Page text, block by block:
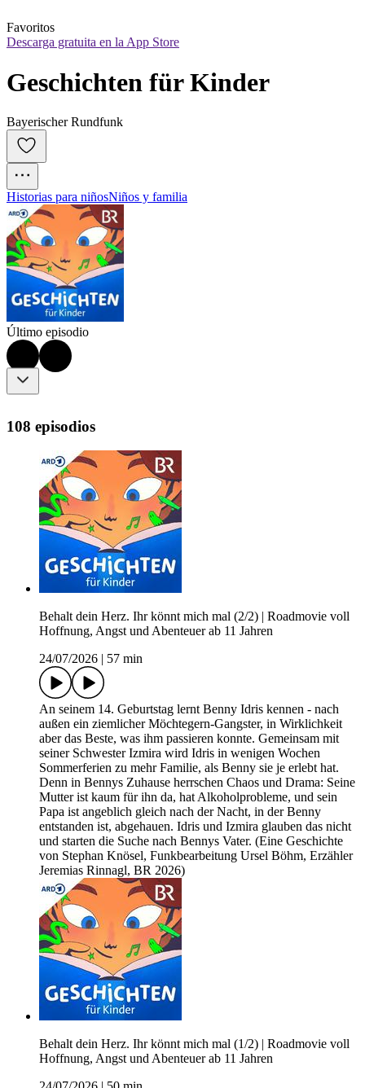
Favoritos
Descarga gratuita en la App Store
Geschichten für Kinder
Bayerischer Rundfunk
Historias para niñosNiños y familia
Último episodio
108 episodios
Behalt dein Herz. Ihr könnt mich mal (2/2) | Roadmovie voll
Hoffnung, Angst und Abenteuer ab 11 Jahren
24/07/2026
57 min
An seinem 14. Geburtstag lernt Benny Idris kennen - nach
außen ein ziemlicher Möchtegern-Gangster, in Wirklichkeit
aber das Beste, was ihm passieren konnte. Gemeinsam mit
seiner Schwester Izmira wird Idris in wenigen Wochen
Sommerferien zu mehr Familie, als Benny sie je erlebt hat.
Denn in Bennys Zuhause herrschen Chaos und Drama: Seine
Mutter ist kaum für ihn da, hat Alkoholprobleme, und sein
Papa ist angeblich gleich nach der Nacht, in der Benny
entstanden ist, abgehauen. Idris und Izmira glauben das nicht
und starten die Suche nach Bennys Vater. (Eine Geschichte
von Stephan Knösel, Funkbearbeitung Ursel Böhm, Erzähler
Jeremias Rinnagl, BR 2026)
Behalt dein Herz. Ihr könnt mich mal (1/2) | Roadmovie voll
Hoffnung, Angst und Abenteuer ab 11 Jahren